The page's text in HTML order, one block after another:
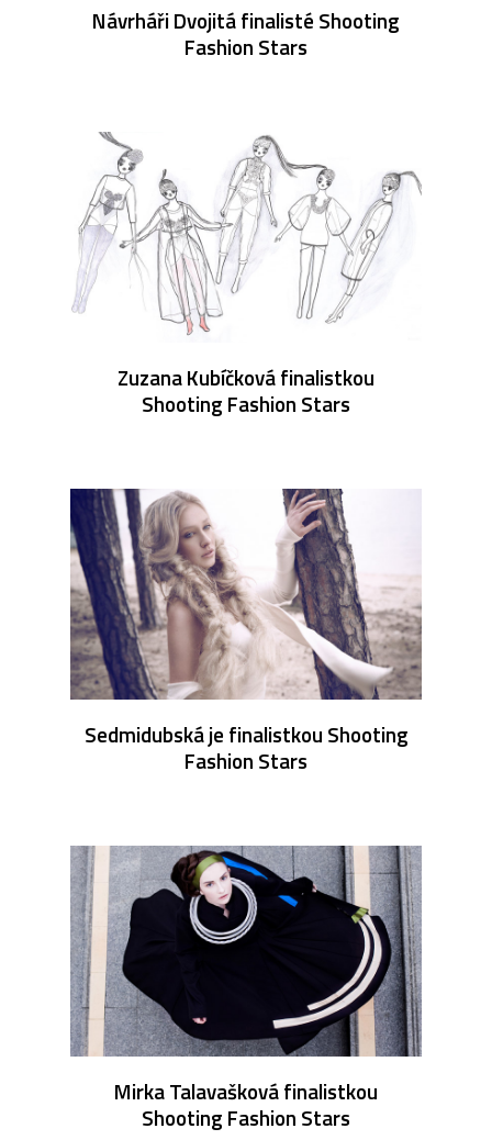
Návrháři Dvojitá finalisté Shooting
Fashion Stars
Zuzana Kubíčková finalistkou
Shooting Fashion Stars
Sedmidubská je finalistkou Shooting
Fashion Stars
Mirka Talavašková finalistkou
Shooting Fashion Stars